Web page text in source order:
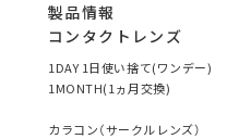
製品情報
コンタクトレンズ
1DAY 1日使い捨て(ワンデー)
1MONTH(1ヵ月交換)
カラコン（サークルレンズ）